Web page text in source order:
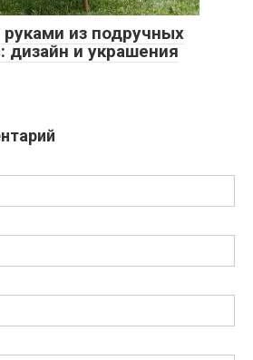
из подручных
дизайн и украшения